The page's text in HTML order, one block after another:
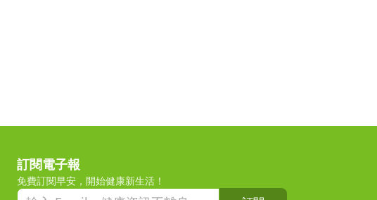
訂閱電子報
免費訂閱早安，開始健康新生活！